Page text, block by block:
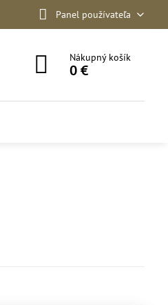
Panel používateľa
Nákupný košík
0 €